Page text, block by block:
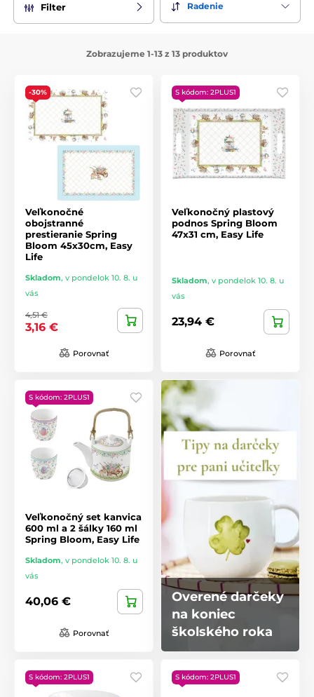
kuchynských doplnkov – taniere, hrnčeky, šálky s tanierikom,
kanvičky, misky, podnosy či štýlové doplnky ako stojančeky
ale aj estetický doplnok vášho domova.
Nechajte sa uniesť romantickým vintage štýlom
si dokonalé jarné či veľkonočné stolovanie plné sviežich
farieb a jemných kvetinových tónov. KolekciaSpring Bloom
je ideálnou voľbou pre milovníkov nežných dekorov, ktorí
chcú svojmu domovu dodať harmóniu a jarnú energiu.
Filter Radenie
Zobrazujeme 1-13 z 13 produktov
-30%
Veľkonočné
obojstranné
prestieranie Spring
Bloom 45x30cm, Easy
Life
Skladom, v pondelok 10. 8. u
vás
4,51 €
3,16 €
Porovnať
S kódom: 2PLUS1
Veľkonočný plastový
podnos Spring Bloom
47x31 cm, Easy Life
Skladom, v pondelok 10. 8. u
vás
23,94 €
Porovnať
S kódom: 2PLUS1
Veľkonočný set kanvica
600 ml a 2 šálky 160 ml
Spring Bloom, Easy Life
Skladom, v pondelok 10. 8. u
vás
40,06 €
Porovnať
Overené darčeky
na koniec
školského roka
S kódom: 2PLUS1 S kódom: 2PLUS1